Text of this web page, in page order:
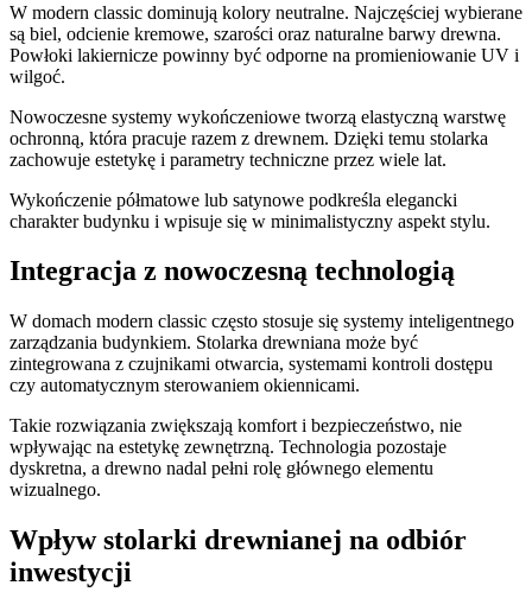
W modern classic dominują kolory neutralne. Najczęściej wybierane
są biel, odcienie kremowe, szarości oraz naturalne barwy drewna.
Powłoki lakiernicze powinny być odporne na promieniowanie UV i
wilgoć.
Nowoczesne systemy wykończeniowe tworzą elastyczną warstwę
ochronną, która pracuje razem z drewnem. Dzięki temu stolarka
zachowuje estetykę i parametry techniczne przez wiele lat.
Wykończenie półmatowe lub satynowe podkreśla elegancki
charakter budynku i wpisuje się w minimalistyczny aspekt stylu.
Integracja z nowoczesną technologią
W domach modern classic często stosuje się systemy inteligentnego
zarządzania budynkiem. Stolarka drewniana może być
zintegrowana z czujnikami otwarcia, systemami kontroli dostępu
czy automatycznym sterowaniem okiennicami.
Takie rozwiązania zwiększają komfort i bezpieczeństwo, nie
wpływając na estetykę zewnętrzną. Technologia pozostaje
dyskretna, a drewno nadal pełni rolę głównego elementu
wizualnego.
Wpływ stolarki drewnianej na odbiór
inwestycji